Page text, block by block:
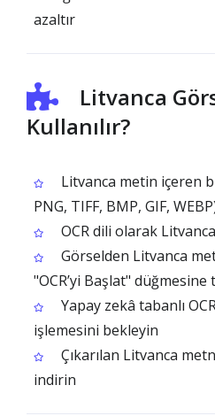
azaltır
Litvanca
Kullanılır?
Litvanca metin içeren
PNG, TIFF, BMP, GIF,
OCR dili olarak
Görselden Litvanca
"OCR’yi Başlat" düğmesine
Yapay zekâ tabanlı
işlemesini bekleyin
Çıkarılan Litvanca
indirin